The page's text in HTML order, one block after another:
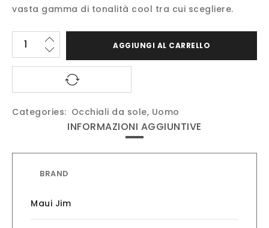
vasta gamma di tonalità cool tra cui scegliere.
AGGIUNGI AL CARRELLO
Categories: Occhiali da sole, Uomo
INFORMAZIONI AGGIUNTIVE
BRAND
Maui Jim